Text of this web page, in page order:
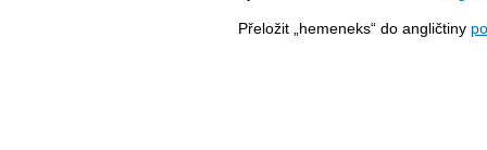
Přeložit „hemeneks“ do angličtiny